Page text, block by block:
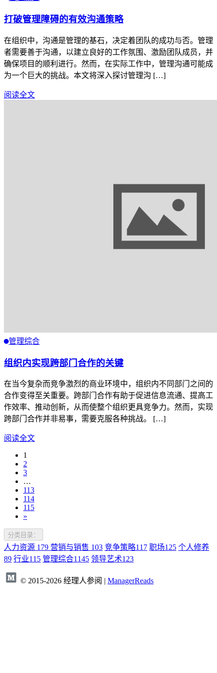
打破管理障碍的有效沟通策略
在组织中，沟通是管理的基石，决定着团队的成功与否。管理
者需要善于沟通，以建立良好的工作氛围、激励团队成员，并
确保项目的顺利进行。然而，在实际工作中，管理沟通可能成
为一个巨大的挑战。本文将深入探讨管理沟 […]
阅读全文
管理综合
组织内实现跨部门合作的关键
在当今复杂而竞争激烈的商业环境中，组织内不同部门之间的
合作变得至关重要。跨部门合作有助于促进信息流通、提高工
作效率、推动创新，从而使整个组织更具竞争力。然而，实现
跨部门合作并非易事，需要克服各种挑战。 […]
阅读全文
1
2
3
…
113
114
115
»
分类目录：
人力资源 179 营销与销售 103 竞争策略117 职场125 个人修养
89 行业115 管理综合1145 领导艺术123
© 2015-2026 经理人参阅 | ManagerReads